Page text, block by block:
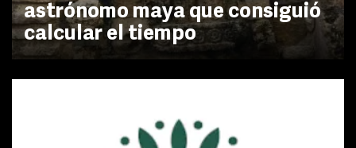
astrónomo maya que consiguió
calcular el tiempo